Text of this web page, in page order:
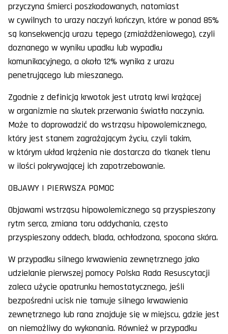
przyczyna śmierci poszkodowanych, natomiast
w cywilnych to urazy naczyń kończyn, które w ponad 85%
są konsekwencją urazu tępego (zmiażdżeniowego), czyli
doznanego w wyniku upadku lub wypadku
komunikacyjnego, a około 12% wynika z urazu
penetrującego lub mieszanego.
Zgodnie z definicją krwotok jest utratą krwi krążącej
w organizmie na skutek przerwania światła naczynia.
Może to doprowadzić do wstrząsu hipowolemicznego,
który jest stanem zagrażającym życiu, czyli takim,
w którym układ krążenia nie dostarcza do tkanek tlenu
w ilości pokrywającej ich zapotrzebowanie.
OBJAWY I PIERWSZA POMOC
Objawami wstrząsu hipowolemicznego są przyspieszony
rytm serca, zmiana toru oddychania, często
przyspieszony oddech, blada, ochłodzona, spocona skóra.
W przypadku silnego krwawienia zewnętrznego jako
udzielanie pierwszej pomocy Polska Rada Resuscytacji
zaleca użycie opatrunku hemostatycznego, jeśli
bezpośredni ucisk nie tamuje silnego krwawienia
zewnętrznego lub rana znajduje się w miejscu, gdzie jest
on niemożliwy do wykonania. Również w przypadku